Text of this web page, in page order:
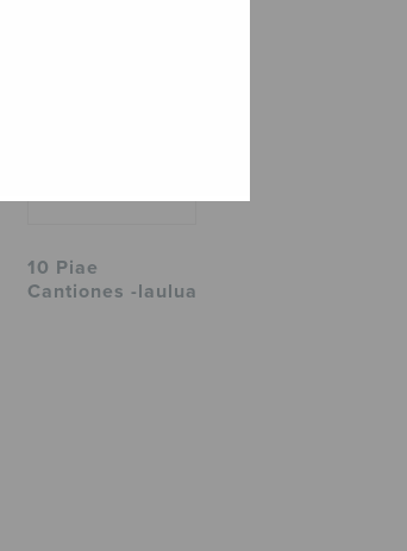
10 Piae
Cantiones -laulua